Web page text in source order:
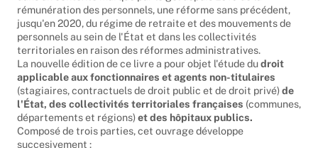
dans un contexte marqué par le gel depuis 2010 de la
rémunération des personnels, une réforme sans précédent,
jusqu'en 2020, du régime de retraite et des mouvements de
personnels au sein de l'État et dans les collectivités
territoriales en raison des réformes administratives.
La nouvelle édition de ce livre a pour objet l'étude dudroit
applicable aux fonctionnaires et agents non-titulaires
(stagiaires, contractuels de droit public et de droit privé)de
l'État, des collectivités territoriales françaises(communes,
départements et régions) et des hôpitaux publics.
Composé de trois parties, cet ouvrage développe